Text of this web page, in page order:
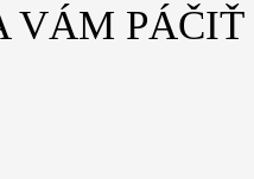
VÁM PÁČIŤ